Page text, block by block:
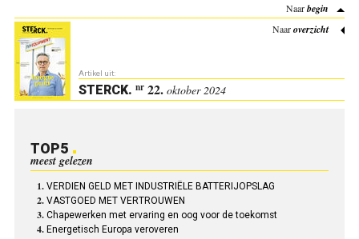
Naarbegin
Naaroverzicht
Artikel uit:
STERCK. nr22. oktober 2024
TOP5
meest gelezen
VERDIEN GELD MET INDUSTRIËLE BATTERIJOPSLAG
VASTGOED MET VERTROUWEN
Chapewerken met ervaring en oog voor de toekomst
Energetisch Europa veroveren